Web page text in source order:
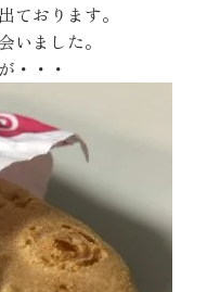
ております。
いました。
・・・